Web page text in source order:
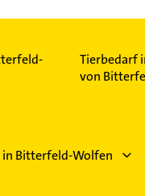
Tierbedarf
von
in Bitterfeld-Wolfen